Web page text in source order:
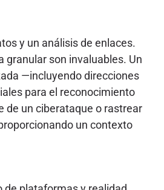
y un análisis de enlaces.
son invaluables. Un
—incluyendo direcciones
para el reconocimiento
de un ciberataque o rastrear
un contexto